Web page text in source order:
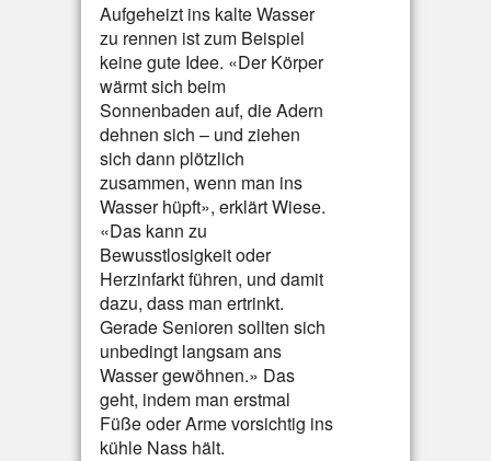
Aufgeheizt ins kalte Wasser
zu rennen ist zum Beispiel
keine gute Idee. «Der Körper
wärmt sich beim
Sonnenbaden auf, die Adern
dehnen sich – und ziehen
sich dann plötzlich
zusammen, wenn man ins
Wasser hüpft», erklärt Wiese.
«Das kann zu
Bewusstlosigkeit oder
Herzinfarkt führen, und damit
dazu, dass man ertrinkt.
Gerade Senioren sollten sich
unbedingt langsam ans
Wasser gewöhnen.» Das
geht, indem man erstmal
Füße oder Arme vorsichtig ins
kühle Nass hält.